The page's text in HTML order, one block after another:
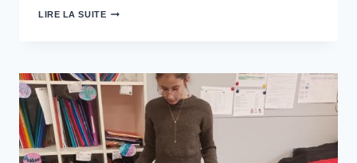
LIRE LA SUITEAPRÈS-